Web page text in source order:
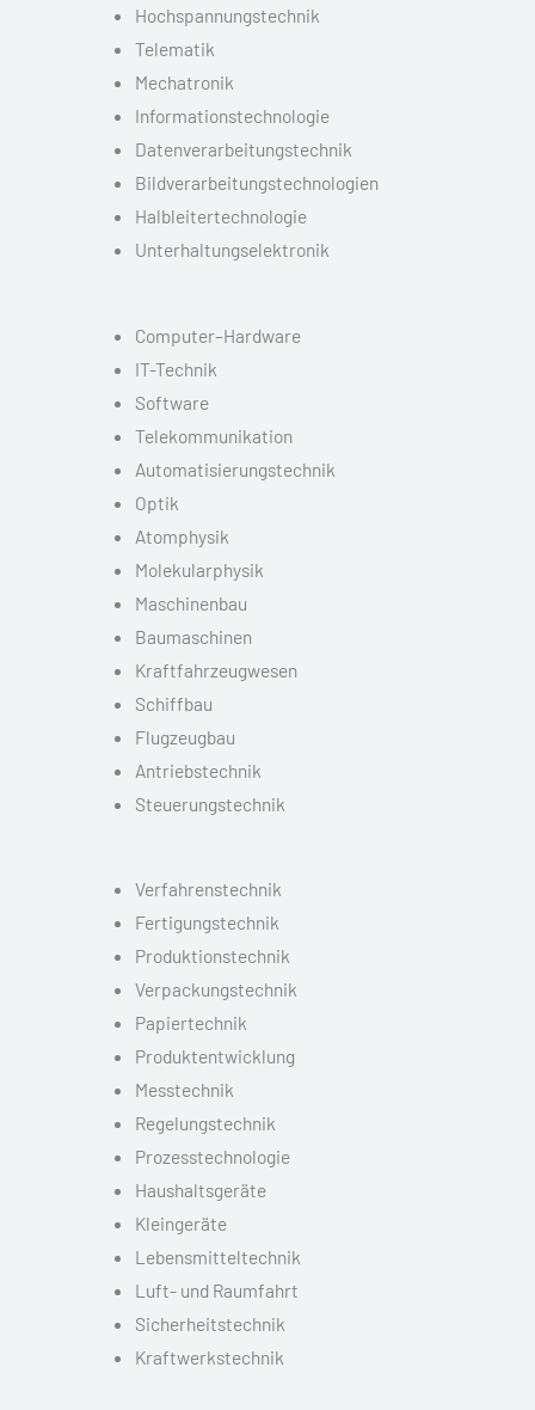
Hochspannungstechnik
Telematik
Mechatronik
Informationstechnologie
Datenverarbeitungstechnik
Bildverarbeitungstechnologien
Halbleitertechnologie
Unterhaltungselektronik
Computer–Hardware
IT-Technik
Software
Telekommunikation
Automatisierungstechnik
Optik
Atomphysik
Molekularphysik
Maschinenbau
Baumaschinen
Kraftfahrzeugwesen
Schiffbau
Flugzeugbau
Antriebstechnik
Steuerungstechnik
Verfahrenstechnik
Fertigungstechnik
Produktionstechnik
Verpackungstechnik
Papiertechnik
Produktentwicklung
Messtechnik
Regelungstechnik
Prozesstechnologie
Haushaltsgeräte
Kleingeräte
Lebensmitteltechnik
Luft- und Raumfahrt
Sicherheitstechnik
Kraftwerkstechnik